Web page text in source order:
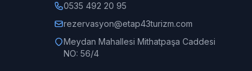
0535 492 20 95
rezervasyon@etap43turizm.com
Meydan Mahallesi Mithatpaşa Caddesi
NO: 56/4